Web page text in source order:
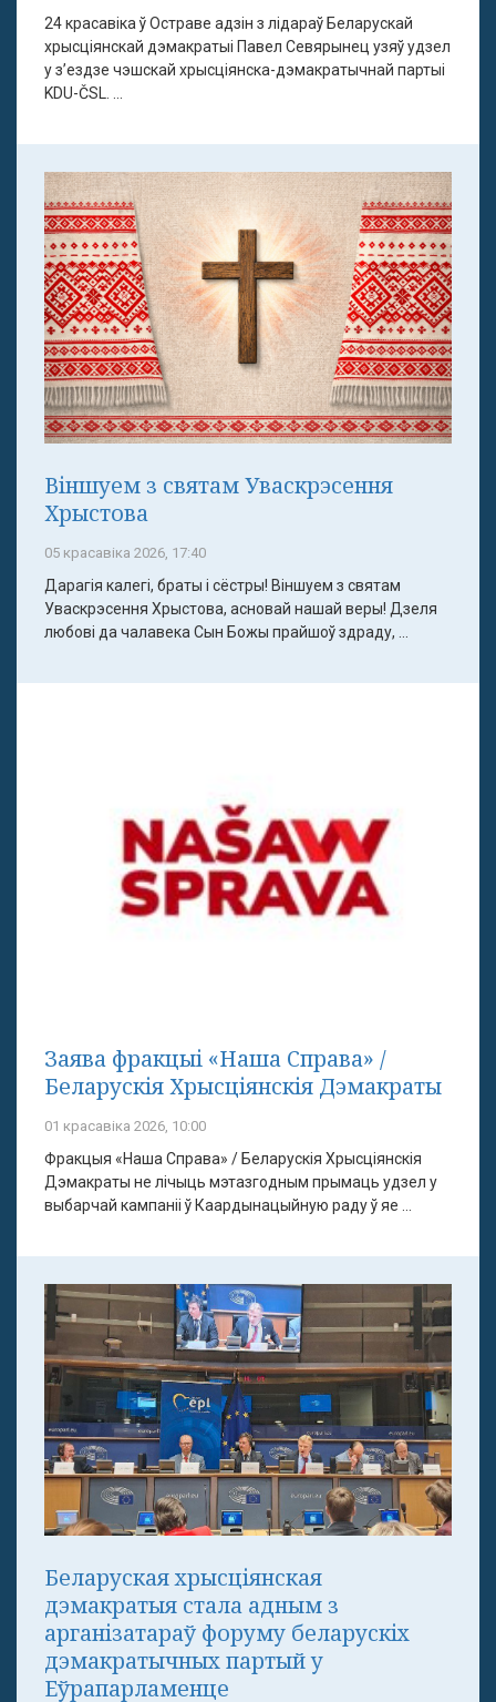
24 красавіка ў Остраве адзін з лідараў Беларускай
хрысціянскай дэмакратыі Павел Севярынец узяў удзел
у з’ездзе чэшскай хрысціянска-дэмакратычнай партыі
KDU-ČSL. ...
Віншуем з святам Уваскрэсення
Хрыстова
05 красавіка 2026, 17:40
Дарагія калегі, браты і сёстры! Віншуем з святам
Уваскрэсення Хрыстова, асновай нашай веры! Дзеля
любові да чалавека Сын Божы прайшоў здраду, ...
Заява фракцыі «Наша Справа» /
Беларускія Хрысціянскія Дэмакраты
01 красавіка 2026, 10:00
Фракцыя «Наша Справа» / Беларускія Хрысціянскія
Дэмакраты не лічыць мэтазгодным прымаць удзел у
выбарчай кампаніі ў Каардынацыйную раду ў яе ...
Беларуская хрысціянская
дэмакратыя стала адным з
арганізатараў форуму беларускіх
дэмакратычных партый у
Еўрапарламенце